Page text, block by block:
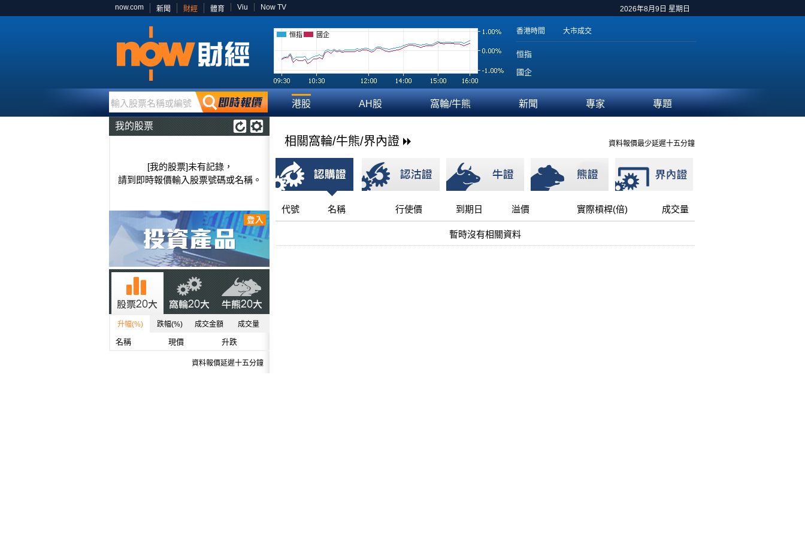
2026年8月9日 星期日
now.com 新聞 財經 體育 Viu Now TV
恒指 國企 香港時間 大市成交
恒指
國企
輸入股票名稱或編號 港股 AH股 窩輪/牛熊 新聞 專家 專題
我的股票
[我的股票]未有記錄，
請到即時報價輸入股票號碼或名稱。
升幅(%) 跌幅(%) 成交金額 成交量
名稱 現價 升跌
資料報價延遲十五分鐘
資料報價最少延遲十五分鐘
相關窩輪/牛熊/界內證
代號 名稱 行使價 到期日 溢價 實際槓桿(倍) 成交量
暫時沒有相關資料